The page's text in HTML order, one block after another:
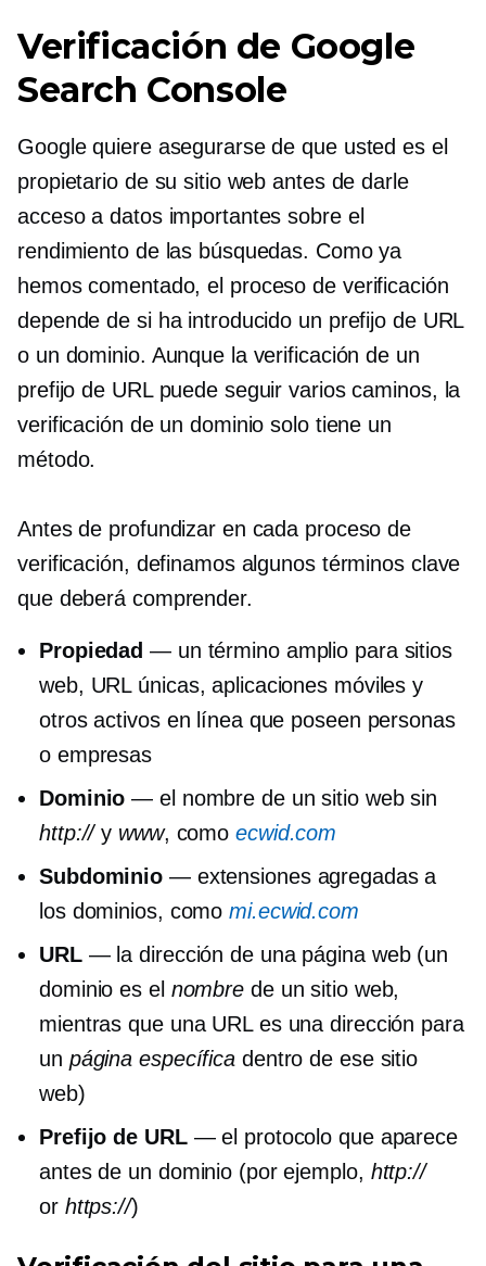
Verificación de Google
Search Console
Google quiere asegurarse de que usted es el
propietario de su sitio web antes de darle
acceso a datos importantes sobre el
rendimiento de las búsquedas. Como ya
hemos comentado, el proceso de verificación
depende de si ha introducido un prefijo de URL
o un dominio. Aunque la verificación de un
prefijo de URL puede seguir varios caminos, la
verificación de un dominio solo tiene un
método.
Antes de profundizar en cada proceso de
verificación, definamos algunos términos clave
que deberá comprender.
Propiedad — un término amplio para sitios
web, URL únicas, aplicaciones móviles y
otros activos en línea que poseen personas
o empresas
Dominio — el nombre de un sitio web sin
http://y www, comoecwid.com
Subdominio — extensiones agregadas a
los dominios, comomi.ecwid.com
URL— la dirección de una página web (un
dominio es el nombre de un sitio web,
mientras que una URL es una dirección para
un página específica dentro de ese sitio
web)
Prefijo de URL— el protocolo que aparece
antes de un dominio (por ejemplo, http://
or https://)